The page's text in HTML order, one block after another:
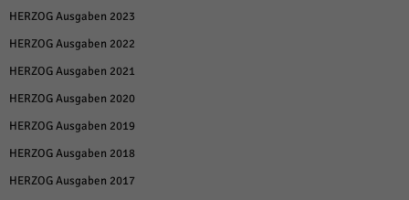
HERZOG Ausgaben 2023
HERZOG Ausgaben 2022
HERZOG Ausgaben 2021
HERZOG Ausgaben 2020
HERZOG Ausgaben 2019
HERZOG Ausgaben 2018
HERZOG Ausgaben 2017